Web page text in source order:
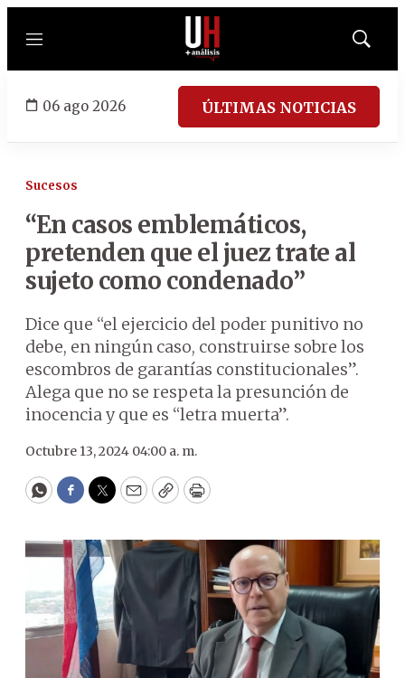
Menú
Mostrar
06 ago 2026 ÚLTIMAS NOTICIAS
Sucesos
“En casos emblemáticos,
pretenden que el juez trate al
sujeto como condenado”
Dice que “el ejercicio del poder punitivo no
debe, en ningún caso, construirse sobre los
escombros de garantías constitucionales”.
Alega que no se respeta la presunción de
inocencia y que es “letra muerta”.
Octubre 13, 2024 04:00 a. m.
WhatsApp
Facebook
Twitter
EmailCopyPrint